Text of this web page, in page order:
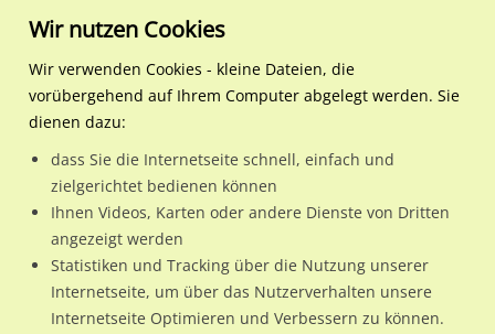
Regionale Plakatwerbung Nordrhein-Westfalen
Hagen, Stadt der
Feithstr. 141/We.li. CS
Feithstr. 141/We.li. CS
Nutze günstige Werbemöglichkeiten am Standort Feithstr.
141/We.li. CSim Ortsteil Hagen-Mitte)in Hagen, Stadt der
Wir nutzen Cookies
Wir verwenden Cookies - kleine Dateien, die
vorübergehend auf Ihrem Computer abgelegt werden. Sie
dienen dazu:
dass Sie die Internetseite schnell, einfach und
zielgerichtet bedienen können
Ihnen Videos, Karten oder andere Dienste von Dritten
angezeigt werden
Statistiken und Tracking über die Nutzung unserer
Internetseite, um über das Nutzerverhalten unsere
Internetseite Optimieren und Verbessern zu können.